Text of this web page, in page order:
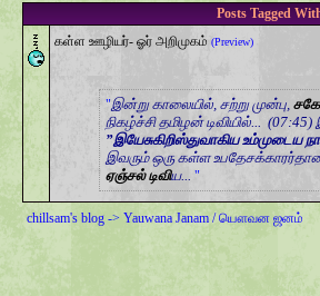
Posts Tagged
கள்ள ஊழியர்- ஓர் அறிமுகம் (Preview)
இன்று காலையில், சற்று முன்பு,
நிகழ்ச்சி தமிழன் டிவியில்... (07:45)
”இயேசுகிறிஸ்துவாகிய உம்முடைய
இவரும் ஒரு கள்ள
ஏஞ்சல் டிவிய...
chillsam's blog -> Yauwana Janam / யௌவன ஜனம்